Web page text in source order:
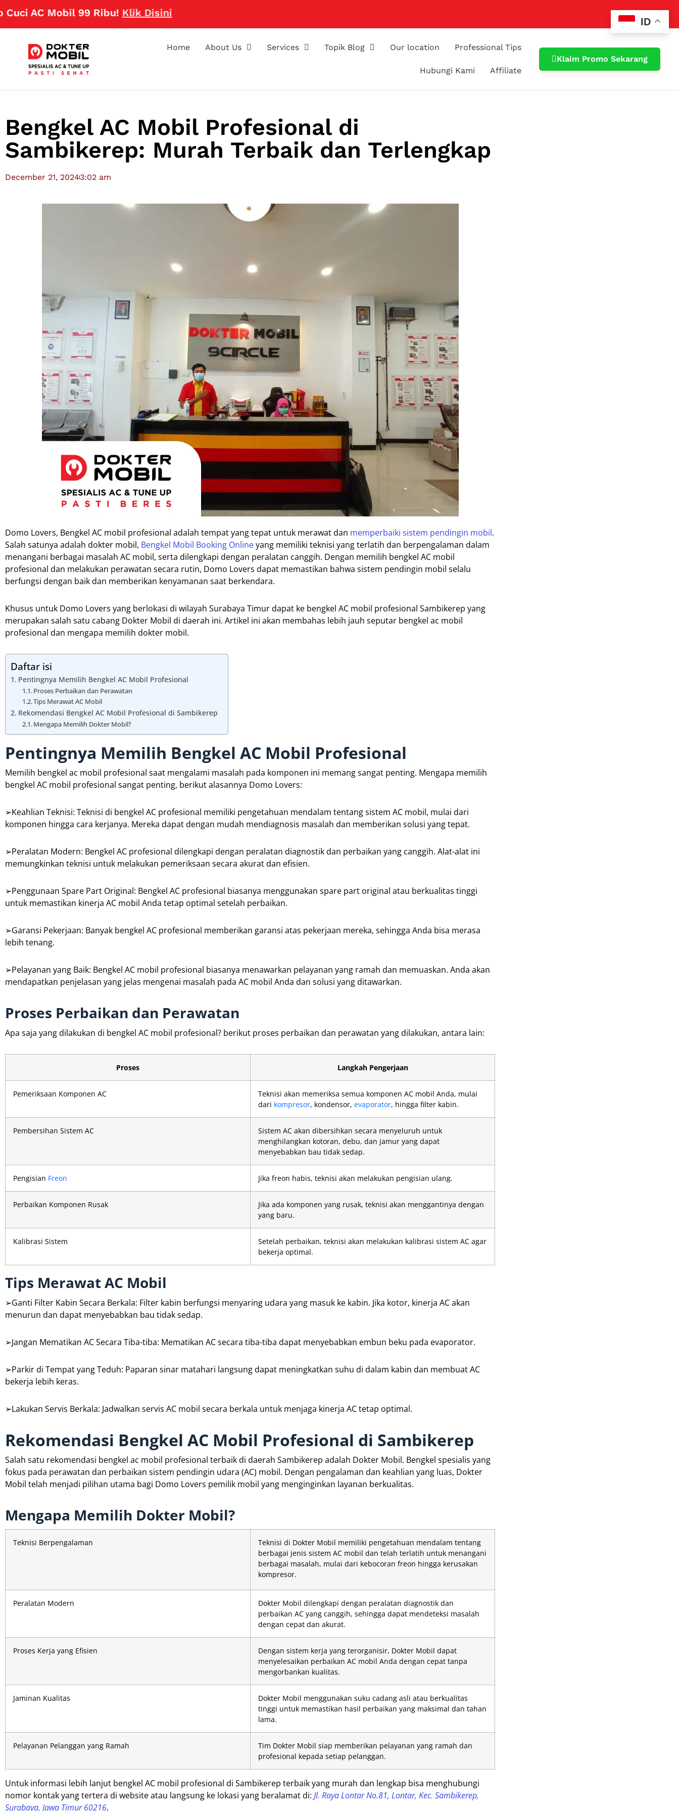
Mobil 99 Ribu!Klik Disini
Home About Us Services Topik Blog Our location Professional Tips
Hubungi Kami Affiliate
Klaim Promo Sekarang
Bengkel AC Mobil Profesional di
Sambikerep: Murah Terbaik dan Terlengkap
December 21, 20243:02 am
Domo Lovers, Bengkel AC mobil profesional adalah tempat yang tepat untuk merawat dan memperbaiki sistem pendingin mobil.
Salah satunya adalah dokter mobil, Bengkel Mobil Booking Onlineyang memiliki teknisi yang terlatih dan berpengalaman dalam
menangani berbagai masalah AC mobil, serta dilengkapi dengan peralatan canggih. Dengan memilih bengkel AC mobil
profesional dan melakukan perawatan secara rutin, Domo Lovers dapat memastikan bahwa sistem pendingin mobil selalu
berfungsi dengan baik dan memberikan kenyamanan saat berkendara.
Khusus untuk Domo Lovers yang berlokasi di wilayah Surabaya Timur dapat ke bengkel AC mobil profesional Sambikerep yang
merupakan salah satu cabang Dokter Mobil di daerah ini. Artikel ini akan membahas lebih jauh seputar bengkel ac mobil
profesional dan mengapa memilih dokter mobil.
Daftar isi
Pentingnya Memilih Bengkel AC Mobil Profesional
Proses Perbaikan dan Perawatan
Tips Merawat AC Mobil
Rekomendasi Bengkel AC Mobil Profesional di Sambikerep
Mengapa Memilih Dokter Mobil?
Pentingnya Memilih Bengkel AC Mobil Profesional
Memilih bengkel ac mobil profesional saat mengalami masalah pada komponen ini memang sangat penting. Mengapa memilih
bengkel AC mobil profesional sangat penting, berikut alasannya Domo Lovers:
➢Keahlian Teknisi: Teknisi di bengkel AC profesional memiliki pengetahuan mendalam tentang sistem AC mobil, mulai dari
komponen hingga cara kerjanya. Mereka dapat dengan mudah mendiagnosis masalah dan memberikan solusi yang tepat.
➢Peralatan Modern: Bengkel AC profesional dilengkapi dengan peralatan diagnostik dan perbaikan yang canggih. Alat-alat ini
memungkinkan teknisi untuk melakukan pemeriksaan secara akurat dan efisien.
➢Penggunaan Spare Part Original: Bengkel AC profesional biasanya menggunakan spare part original atau berkualitas tinggi
untuk memastikan kinerja AC mobil Anda tetap optimal setelah perbaikan.
➢Garansi Pekerjaan: Banyak bengkel AC profesional memberikan garansi atas pekerjaan mereka, sehingga Anda bisa merasa
lebih tenang.
➢Pelayanan yang Baik: Bengkel AC mobil profesional biasanya menawarkan pelayanan yang ramah dan memuaskan. Anda akan
mendapatkan penjelasan yang jelas mengenai masalah pada AC mobil Anda dan solusi yang ditawarkan.
Proses Perbaikan dan Perawatan
Apa saja yang dilakukan di bengkel AC mobil profesional? berikut proses perbaikan dan perawatan yang dilakukan, antara lain:
Proses Langkah Pengerjaan
Pemeriksaan Komponen AC
Teknisi akan memeriksa semua komponen AC mobil Anda, mulai
dari kompresor, kondensor, evaporator, hingga filter kabin.
Pembersihan Sistem AC
Sistem AC akan dibersihkan secara menyeluruh untuk
menghilangkan kotoran, debu, dan jamur yang dapat
menyebabkan bau tidak sedap.
Pengisian Freon Jika freon habis, teknisi akan melakukan pengisian ulang.
Perbaikan Komponen Rusak
Jika ada komponen yang rusak, teknisi akan menggantinya dengan
yang baru.
Kalibrasi Sistem
Setelah perbaikan, teknisi akan melakukan kalibrasi sistem AC agar
bekerja optimal.
Tips Merawat AC Mobil
➢Ganti Filter Kabin Secara Berkala: Filter kabin berfungsi menyaring udara yang masuk ke kabin. Jika kotor, kinerja AC akan
menurun dan dapat menyebabkan bau tidak sedap.
➢Jangan Mematikan AC Secara Tiba-tiba: Mematikan AC secara tiba-tiba dapat menyebabkan embun beku pada evaporator.
➢Parkir di Tempat yang Teduh: Paparan sinar matahari langsung dapat meningkatkan suhu di dalam kabin dan membuat AC
bekerja lebih keras.
➢Lakukan Servis Berkala: Jadwalkan servis AC mobil secara berkala untuk menjaga kinerja AC tetap optimal.
Rekomendasi Bengkel AC Mobil Profesional di Sambikerep
Salah satu rekomendasi bengkel ac mobil profesional terbaik di daerah Sambikerep adalah Dokter Mobil. Bengkel spesialis yang
fokus pada perawatan dan perbaikan sistem pendingin udara (AC) mobil. Dengan pengalaman dan keahlian yang luas, Dokter
Mobil telah menjadi pilihan utama bagi Domo Lovers pemilik mobil yang menginginkan layanan berkualitas.
Mengapa Memilih Dokter Mobil?
Teknisi Berpengalaman
Teknisi di Dokter Mobil memiliki pengetahuan mendalam tentang
berbagai jenis sistem AC mobil dan telah terlatih untuk menangani
berbagai masalah, mulai dari kebocoran freon hingga kerusakan
kompresor.
Peralatan Modern
Dokter Mobil dilengkapi dengan peralatan diagnostik dan
perbaikan AC yang canggih, sehingga dapat mendeteksi masalah
dengan cepat dan akurat.
Proses Kerja yang Efisien
Dengan sistem kerja yang terorganisir, Dokter Mobil dapat
menyelesaikan perbaikan AC mobil Anda dengan cepat tanpa
mengorbankan kualitas.
Jaminan Kualitas
Dokter Mobil menggunakan suku cadang asli atau berkualitas
tinggi untuk memastikan hasil perbaikan yang maksimal dan tahan
lama.
Pelayanan Pelanggan yang Ramah
Tim Dokter Mobil siap memberikan pelayanan yang ramah dan
profesional kepada setiap pelanggan.
Untuk informasi lebih lanjut bengkel AC mobil profesional di Sambikerep terbaik yang murah dan lengkap bisa menghubungi
nomor kontak yang tertera di website atau langsung ke lokasi yang beralamat di: Jl. Raya Lontar No.81, Lontar, Kec. Sambikerep,
Surabaya, Jawa Timur 60216.
ID